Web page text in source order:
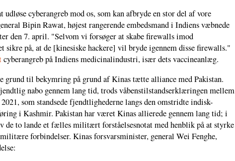
cyberangreb mod os, som kan afbryde en stor del af vore
Bipin Rawat, højest rangerende embedsmand i Indiens væbnede
den 7. april. "Selvom vi forsøger at skabe firewalls imod
sikre på, at de [kinesiske hackere] vil bryde igennem disse firewalls."
cyberangreb på Indiens medicinalindustri, især dets vaccineanlæg.
grund til bekymring på grund af Kinas tætte alliance med Pakistan.
nabo gennem lang tid, trods våbenstilstandserklæringen mellem
som standsede fjendtlighederne langs den omstridte indisk-
i Kashmir. Pakistan har været Kinas allierede gennem lang tid; i
de to lande et fælles militært forståelsesnotat med henblik på at styrke
forbindelser. Kinas forsvarsminister, general Wei Fenghe,